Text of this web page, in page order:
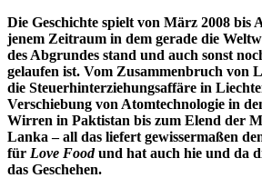
Die Geschichte spielt von März 2008 bis
jenem Zeitraum in dem gerade die
des Abgrundes stand und auch sonst
gelaufen ist. Vom Zusammenbruch von
die Steuerhinterziehungsaffäre in
Verschiebung von Atomtechnologie in
Wirren in Paktistan bis zum Elend der
Lanka – all das liefert gewissermaßen
für Love Foodund hat auch hie und da
das Geschehen.